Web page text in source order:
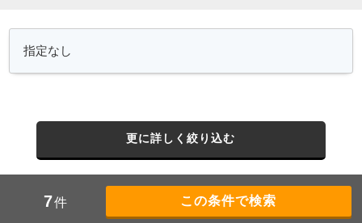
更に詳しく絞り込む
7件